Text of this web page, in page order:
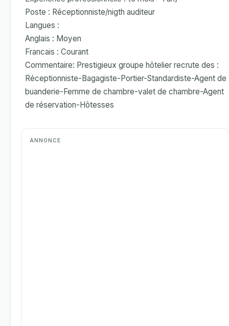
Poste : Réceptionniste/nigth auditeur
Langues :
Anglais : Moyen
Francais : Courant
Commentaire: Prestigieux groupe hôtelier recrute des :
Réceptionniste-Bagagiste-Portier-Standardiste-Agent de
buanderie-Femme de chambre-valet de chambre-Agent
de réservation-Hôtesses